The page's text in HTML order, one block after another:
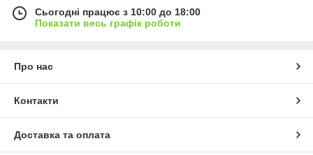
Сьогодні працює з 10:00 до 18:00
Показати весь графік роботи
Про нас
Контакти
Доставка та оплата